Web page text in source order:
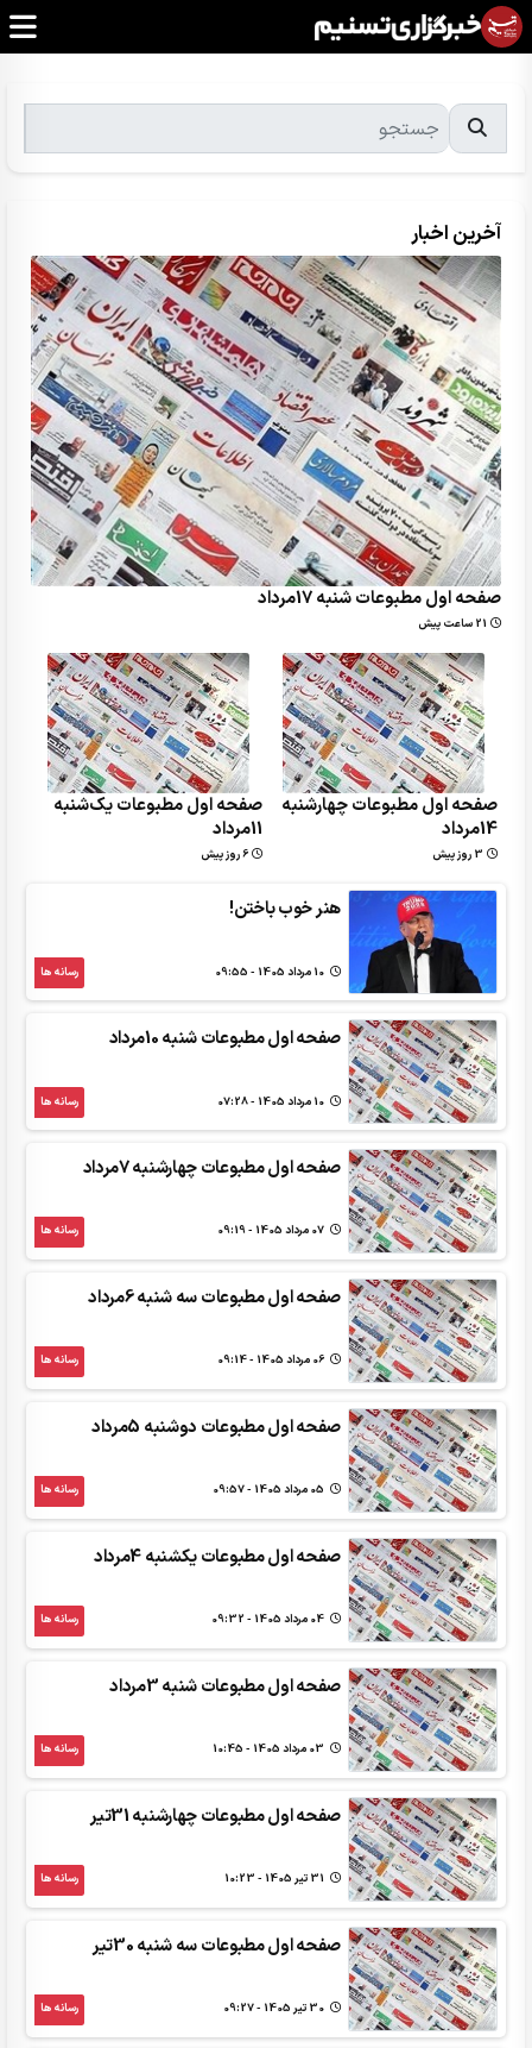
آخرین اخبار
صفحه اول مطبوعات شنبه 17مرداد
21 ساعت پیش
صفحه اول مطبوعات چهارشنبه
14مرداد
3 روز پیش
صفحه اول مطبوعات یک‌شنبه
11مرداد
6 روز پیش
هنر خوب باختن!
رسانه ها
صفحه اول مطبوعات شنبه 10مرداد
رسانه ها
صفحه اول مطبوعات چهارشنبه 7مرداد
رسانه ها
صفحه اول مطبوعات سه شنبه 6مرداد
رسانه ها
صفحه اول مطبوعات دوشنبه 5مرداد
رسانه ها
صفحه اول مطبوعات یکشنبه 4مرداد
رسانه ها
صفحه اول مطبوعات شنبه 3مرداد
رسانه ها
صفحه اول مطبوعات چهارشنبه 31تیر
رسانه ها
صفحه اول مطبوعات سه شنبه 30تیر
رسانه ها